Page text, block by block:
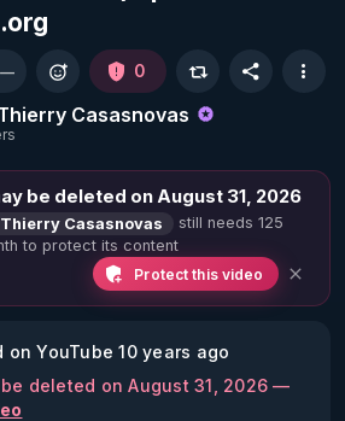
Casasnovas
— 0
be deleted on August 31, 2026
Casasnovas
still needs 125
to protect its content
Protect this video
on YouTube 10 years ago
deleted on August 31, 2026 —